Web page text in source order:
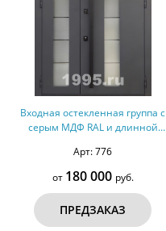
Входная остекленная группа с
серым МДФ RAL и длинной
Арт: 776
от 180 000 руб.
ПРЕДЗАКАЗ